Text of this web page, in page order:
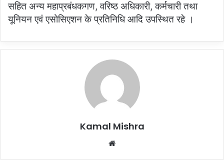
सहित अन्य महाप्रबंधकगण, वरिष्ठ अधिकारी, कर्मचारी तथा
यूनियन एवं एसोसिएशन के प्रतिनिधि आदि उपस्थित रहे ।
Kamal Mishra
Website